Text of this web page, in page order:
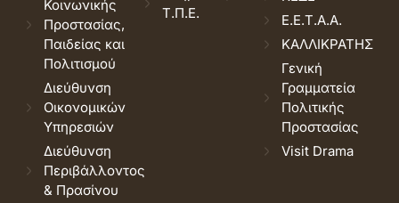
Κοινωνικής
Προστασίας,
Παιδείας και
Πολιτισμού
Διεύθυνση
Οικονομικών
Υπηρεσιών
Διεύθυνση
Περιβάλλοντος
& Πρασίνου
Τ.Π.Ε.
Ε.Ε.Τ.Α.Α.
ΚΑΛΛΙΚΡΑΤΗΣ
Γενική
Γραμματεία
Πολιτικής
Προστασίας
Visit Drama